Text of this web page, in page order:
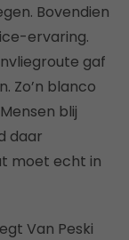
Bovendien
ervaring.
gaf
Zo’n blanco
blij
daar
moet echt in
Van Peski